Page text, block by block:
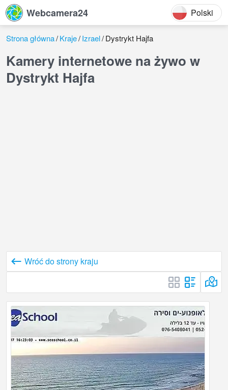
Webcamera24 Polski
Strona główna Kraje Izrael Dystrykt Hajfa
Kamery internetowe na żywo w
Dystrykt Hajfa
Wróć do strony kraju